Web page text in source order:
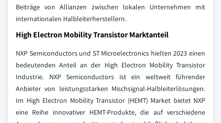
Beiträge von Allianzen zwischen lokalen Unternehmen mit
internationalen Halbleiterherstellern.
High Electron Mobility Transistor Marktanteil
NXP Semiconductors und ST Microelectronics hielten 2023 einen
bedeutenden Anteil an der High Electron Mobility Transistor
Industrie. NXP Semiconductors ist ein weltweit führender
Anbieter von leistungsstarken Mischsignal-Halbleiterlösungen.
Im High Electron Mobility Transistor (HEMT) Market bietet NXP
eine Reihe innovativer HEMT-Produkte, die auf verschiedene